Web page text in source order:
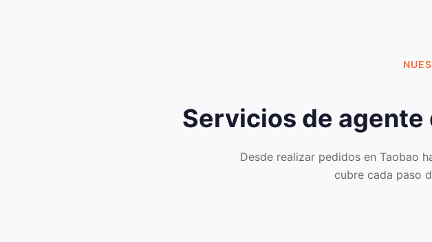
Servicios de agente
Desde realizar pedidos en Taobao
cubre cada paso